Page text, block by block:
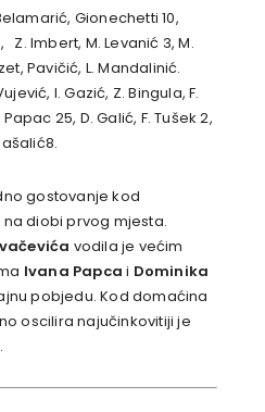
Gionechetti 10,
Imbert, M. Levanić 3, M.
Pavičić, L. Mandalinić.
I. Gazić, Z. Bingula, F.
25, D. Galić, F. Tušek 2,
gostovanje kod
diobi prvog mjesta.
vodila je većim
Ivana Papca i Dominika
pobjedu. Kod domaćina
oscilira najučinkovitiji je